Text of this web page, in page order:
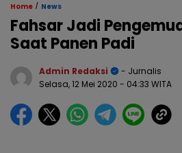
Home / News
Fahsar Jadi
Saat Panen Padi
Admin Redaksi
- Jurnalis
Selasa, 12 Mei 2020 - 04:33 WITA